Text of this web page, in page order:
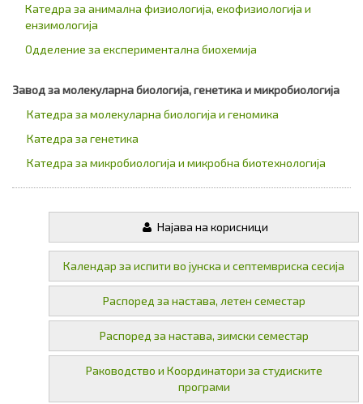
Катедра за анимална физиологија, екофизиологија и
ензимологија
Одделение за експериментална биохемија
Завод за молекуларна биологија, генетика и микробиологија
Катедра за молекуларна биологија и геномика
Катедра за генетика
Катедра за микробиологија и микробна биотехнологија
Најава на корисници
Календар за испити во јунска и септемвриска сесија
Распоред за настава, летен семестар
Распоред за настава, зимски семестар
Раководство и Координатори за студиските
програми